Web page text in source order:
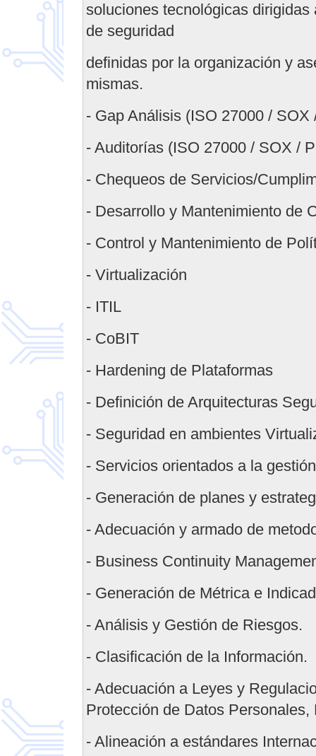
soluciones tecnológicas
de seguridad
definidas por la organización y
mismas.
- Gap Análisis (ISO 27000 / SOX
- Auditorías (ISO 27000 / SOX /
- Chequeos de Servicios/
- Desarrollo y Mantenimiento de
- Control y Mantenimiento de
- Virtualización
- ITIL
- CoBIT
- Hardening de Plataformas
- Definición de Arquitecturas
- Seguridad en ambientes
- Servicios orientados a la
- Generación de planes y
- Adecuación y armado de
- Business Continuity
- Generación de Métrica e
- Análisis y Gestión de Riesgos.
- Clasificación de la Información.
- Adecuación a Leyes y
Protección de Datos Personales,
- Alineación a estándares